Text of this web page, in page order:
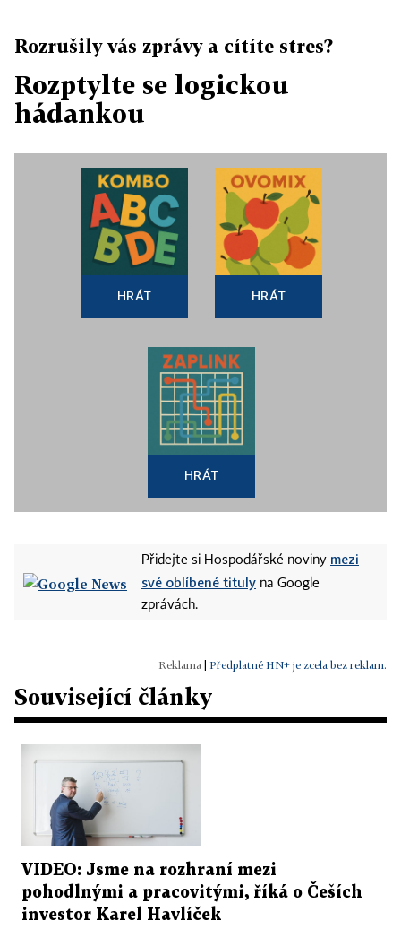
Rozrušily vás zprávy a cítíte stres?
Rozptylte se logickou
hádankou
HRÁT HRÁT
HRÁT
Přidejte si Hospodářské noviny mezi
své oblíbené tituly na Google
zprávách.
Předplatné HN+ je zcela bez reklam.
Související články
VIDEO: Jsme na rozhraní mezi
pohodlnými a pracovitými, říká o Češích
investor Karel Havlíček